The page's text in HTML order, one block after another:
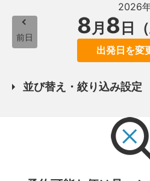
前日
2026
8月 8 日
出発日を変
並び替え・絞り込み設定